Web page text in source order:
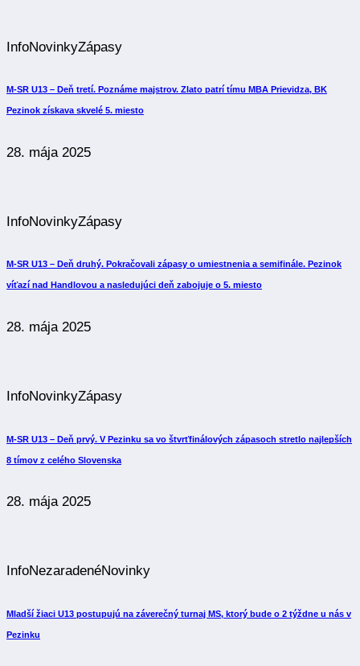
InfoNovinkyZápasy
M-SR U13 – Deň tretí. Poznáme majstrov. Zlato patrí tímu MBA Prievidza, BK
Pezinok získava skvelé 5. miesto
28. mája 2025
InfoNovinkyZápasy
M-SR U13 – Deň druhý. Pokračovali zápasy o umiestnenia a semifinále. Pezinok
víťazí nad Handlovou a nasledujúci deň zabojuje o 5. miesto
28. mája 2025
InfoNovinkyZápasy
M-SR U13 – Deň prvý. V Pezinku sa vo štvrťfinálových zápasoch stretlo najlepších
8 tímov z celého Slovenska
28. mája 2025
InfoNezaradenéNovinky
Mladší žiaci U13 postupujú na záverečný turnaj MS, ktorý bude o 2 týždne u nás v
Pezinku